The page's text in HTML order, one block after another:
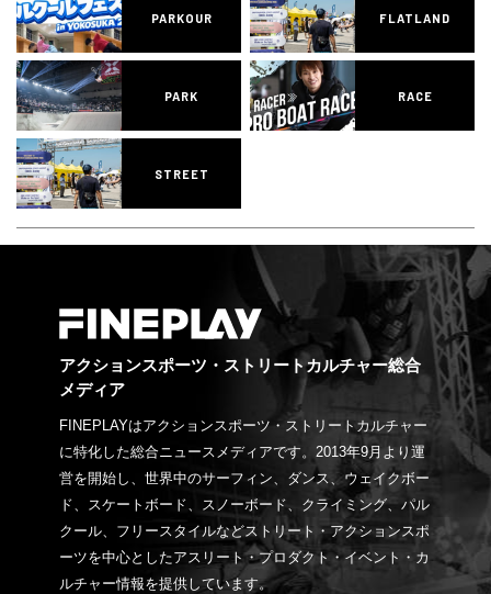
PARKOUR FLATLAND
PARK RACE
STREET
アクションスポーツ・ストリートカルチャー総合
メディア
FINEPLAYはアクションスポーツ・ストリートカルチャー
に特化した総合ニュースメディアです。2013年9月より運
営を開始し、世界中のサーフィン、ダンス、ウェイクボー
ド、スケートボード、スノーボード、クライミング、パル
クール、フリースタイルなどストリート・アクションスポ
ーツを中心としたアスリート・プロダクト・イベント・カ
ルチャー情報を提供しています。